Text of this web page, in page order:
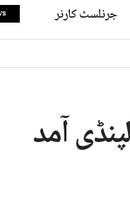
جرنلسٹ کارنر
آمد